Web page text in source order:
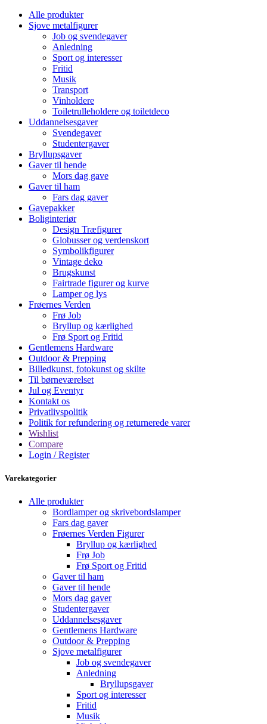
Alle produkter
Sjove metalfigurer
Job og svendegaver
Anledning
Sport og interesser
Fritid
Musik
Transport
Vinholdere
Toiletrulleholdere og toiletdeco
Uddannelsesgaver
Svendegaver
Studentergaver
Bryllupsgaver
Gaver til hende
Mors dag gave
Gaver til ham
Fars dag gaver
Gavepakker
Boliginteriør
Design Træfigurer
Globusser og verdenskort
Symbolikfigurer
Vintage deko
Brugskunst
Fairtrade figurer og kurve
Lamper og lys
Frøernes Verden
Frø Job
Bryllup og kærlighed
Frø Sport og Fritid
Gentlemens Hardware
Outdoor & Prepping
Billedkunst, fotokunst og skilte
Til børneværelset
Jul og Eventyr
Kontakt os
Privatlivspolitik
Politik for refundering og returnerede varer
Wishlist
Compare
Login / Register
Varekategorier
Alle produkter
Bordlamper og skrivebordslamper
Fars dag gaver
Frøernes Verden Figurer
Bryllup og kærlighed
Frø Job
Frø Sport og Fritid
Gaver til ham
Gaver til hende
Mors dag gaver
Studentergaver
Uddannelsesgaver
Gentlemens Hardware
Outdoor & Prepping
Sjove metalfigurer
Job og svendegaver
Anledning
Bryllupsgaver
Sport og interesser
Fritid
Musik